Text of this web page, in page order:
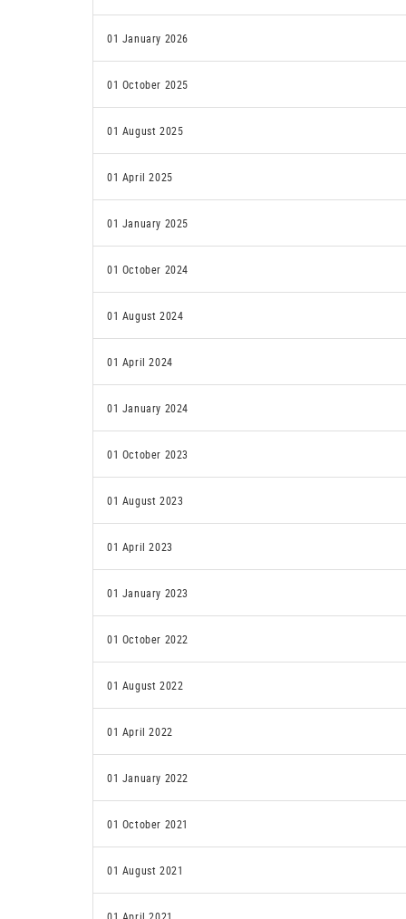
01 January 2026
01 October 2025
01 August 2025
01 April 2025
01 January 2025
01 October 2024
01 August 2024
01 April 2024
01 January 2024
01 October 2023
01 August 2023
01 April 2023
01 January 2023
01 October 2022
01 August 2022
01 April 2022
01 January 2022
01 October 2021
01 August 2021